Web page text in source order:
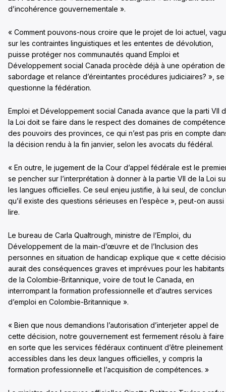
d’incohérence gouvernementale ».
« Comment pouvons-nous croire que le projet de loi actuel,
sur les contraintes linguistiques et les ententes de dévolution,
puisse protéger nos communautés quand Emploi et
Développement social Canada procède déjà à une opération de
sabordage et relance d’éreintantes procédures judiciaires? », se
questionne la fédération.
Emploi et Développement social Canada avance que la parti VII
la Loi doit se faire dans le respect des domaines de
des pouvoirs des provinces, ce qui n’est pas pris en compte
la décision rendu à la fin janvier, selon les avocats du fédéral.
« En outre, le jugement de la Cour d’appel fédérale est le
se pencher sur l’interprétation à donner à la partie VII de la Loi
les langues officielles. Ce seul enjeu justifie, à lui seul, de
qu’il existe des questions sérieuses en l’espèce », peut-on aussi
lire.
Le bureau de Carla Qualtrough, ministre de l’Emploi, du
Développement de la main-d’œuvre et de l’Inclusion des
personnes en situation de handicap explique que « cette
aurait des conséquences graves et imprévues pour les habitants
de la Colombie-Britannique, voire de tout le Canada, en
interrompant la formation professionnelle et d’autres services
d’emploi en Colombie-Britannique ».
« Bien que nous demandions l’autorisation d’interjeter appel de
cette décision, notre gouvernement est fermement résolu à faire
en sorte que les services fédéraux continuent d’être pleinement
accessibles dans les deux langues officielles, y compris la
formation professionnelle et l’acquisition de compétences. »